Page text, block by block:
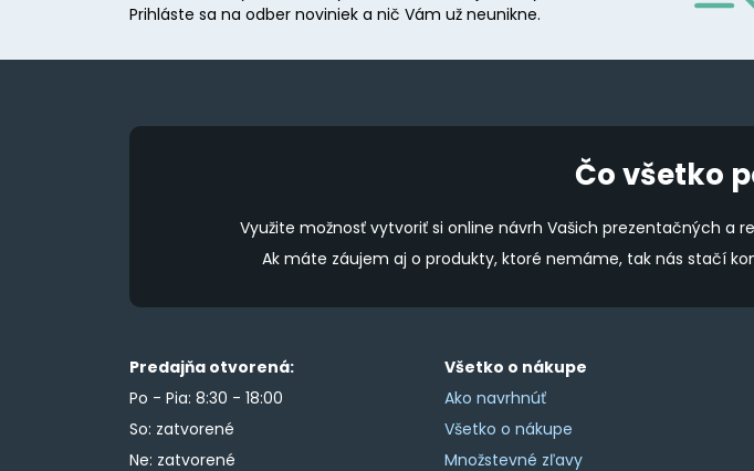
Prihláste sa na odber noviniek a nič Vám už neunikne.
Čo všetko
Využite možnosť vytvoriť si online návrh Vašich prezentačných a
Ak máte záujem aj o produkty, ktoré nemáme, tak nás stačí
Predajňa otvorená:
Po - Pia: 8:30 - 18:00
So: zatvorené
Ne: zatvorené
Všetko o nákupe
Ako navrhnúť
Všetko o nákupe
Množstevné zľavy